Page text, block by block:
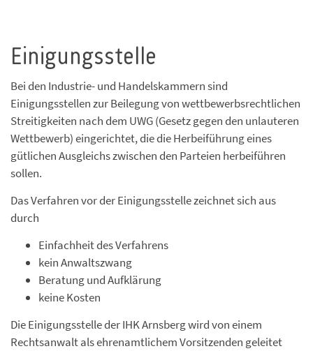
Einigungsstelle
Bei den Industrie- und Handelskammern sind
Einigungsstellen zur Beilegung von wettbewerbsrechtlichen
Streitigkeiten nach dem UWG (Gesetz gegen den unlauteren
Wettbewerb) eingerichtet, die die Herbeiführung eines
gütlichen Ausgleichs zwischen den Parteien herbeiführen
sollen.
Das Verfahren vor der Einigungsstelle zeichnet sich aus
durch
Einfachheit des Verfahrens
kein Anwaltszwang
Beratung und Aufklärung
keine Kosten
Die Einigungsstelle der IHK Arnsberg wird von einem
Rechtsanwalt als ehrenamtlichem Vorsitzenden geleitet